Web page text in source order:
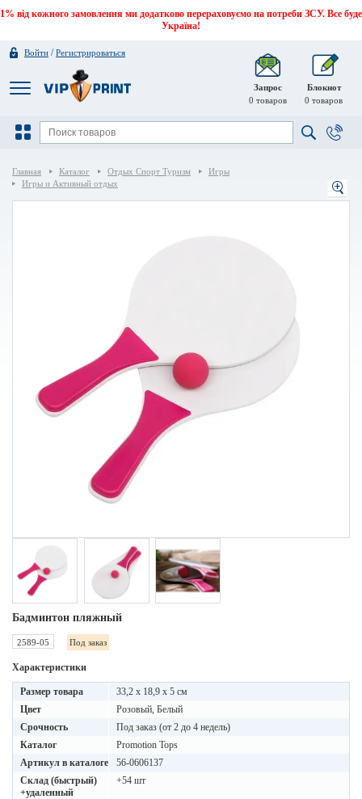
1% від кожного замовлення ми додатково перераховуємо на потреби ЗСУ. Все буде
Україна!
Войти /Регистрироваться
Запрос
0 товаров
Блокнот
0 товаров
Главная Каталог Отдых Спорт Туризм
Игры
Игры и Активный отдых
Бадминтон пляжный
2589-05 Под заказ
Характеристики
Размер товара
33,2 x 18,9 x 5 см
Цвет
Розовый, Белый
Срочность
Под заказ (от 2 до 4 недель)
Каталог
Promotion Tops
Артикул в каталоге
56-0606137
Склад (быстрый)
+удаленный
+54 шт